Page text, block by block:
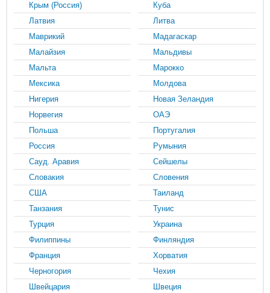
Крым (Россия)
Куба
Латвия
Литва
Маврикий
Мадагаскар
Малайзия
Мальдивы
Мальта
Марокко
Мексика
Молдова
Нигерия
Новая Зеландия
Норвегия
ОАЭ
Польша
Португалия
Россия
Румыния
Сауд. Аравия
Сейшелы
Словакия
Словения
США
Таиланд
Танзания
Тунис
Турция
Украина
Филиппины
Финляндия
Франция
Хорватия
Черногория
Чехия
Швейцария
Швеция